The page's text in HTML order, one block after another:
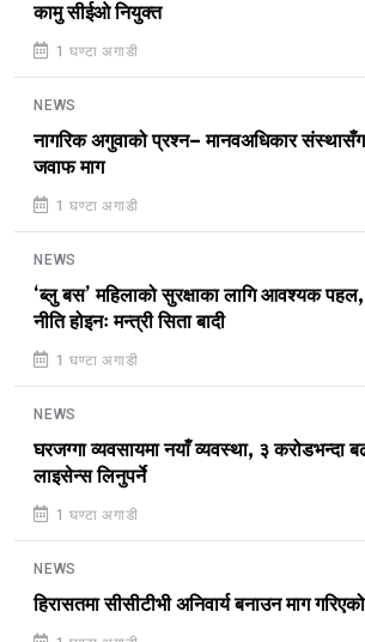
कामु सीईओ नियुक्त
1 घण्टा अगाडी
NEWS
नागरिक अगुवाको प्रश्न– मानवअधिकार
जवाफ माग
1 घण्टा अगाडी
NEWS
‘ब्लु बस’ महिलाको सुरक्षाका लागि आवश्यक
नीति होइनः मन्त्री सिता बादी
1 घण्टा अगाडी
NEWS
घरजग्गा व्यवसायमा नयाँ व्यवस्था, ३ करोडभन्दा
लाइसेन्स लिनुपर्ने
1 घण्टा अगाडी
NEWS
हिरासतमा सीसीटीभी अनिवार्य बनाउन माग गरिएको